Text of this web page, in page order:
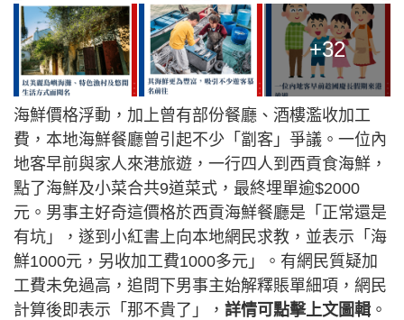
+32
海鮮價格浮動，加上曾有部份餐廳、酒樓濫收加工
費，本地海鮮餐廳曾引起不少「劏客」爭議。一位內
地客早前與家人來港旅遊，一行四人到西貢食海鮮，
點了海鮮及小菜合共9道菜式，最終埋單逾$2000
元。男事主好奇這價格於西貢海鮮餐廳是「正常還是
有坑」，遂到小紅書上向本地網民求教，並表示「海
鮮1000元，另收加工費1000多元」。有網民質疑加
工費未免過高，追問下男事主始解釋賬單細項，網民
計算後即表示「那不貴了」， 詳情可點擊上文圖輯 。